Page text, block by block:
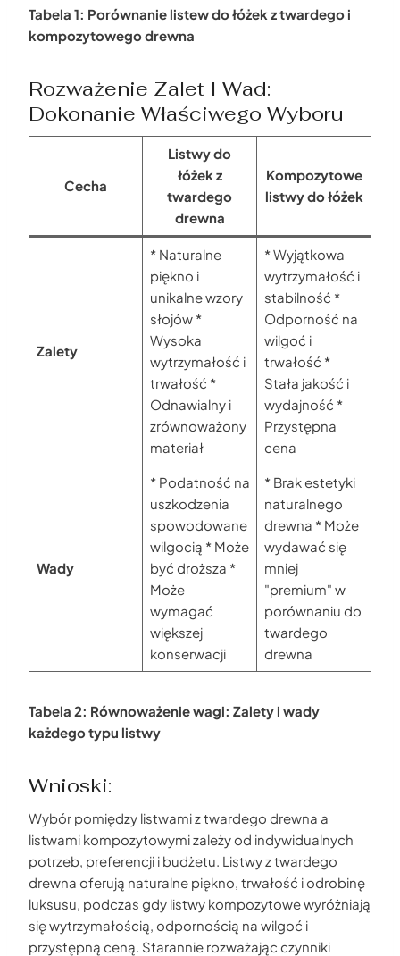
Tabela 1: Porównanie listew do łóżek z twardego i
kompozytowego drewna
Rozważenie Zalet I Wad:
Dokonanie Właściwego Wyboru
Cecha
Listwy do
łóżek z
twardego
drewna
Kompozytowe
listwy do łóżek
Zalety
* Naturalne
piękno i
unikalne wzory
słojów *
Wysoka
wytrzymałość i
trwałość *
Odnawialny i
zrównoważony
materiał
* Wyjątkowa
wytrzymałość i
stabilność *
Odporność na
wilgoć i
trwałość *
Stała jakość i
wydajność *
Przystępna
cena
Wady
* Podatność na
uszkodzenia
spowodowane
wilgocią * Może
być droższa *
Może
wymagać
większej
konserwacji
* Brak estetyki
naturalnego
drewna * Może
wydawać się
mniej
"premium" w
porównaniu do
twardego
drewna
Tabela 2: Równoważenie wagi: Zalety i wady
każdego typu listwy
Wnioski:
Wybór pomiędzy listwami z twardego drewna a
listwami kompozytowymi zależy od indywidualnych
potrzeb, preferencji i budżetu. Listwy z twardego
drewna oferują naturalne piękno, trwałość i odrobinę
luksusu, podczas gdy listwy kompozytowe wyróżniają
się wytrzymałością, odpornością na wilgoć i
przystępną ceną. Starannie rozważając czynniki